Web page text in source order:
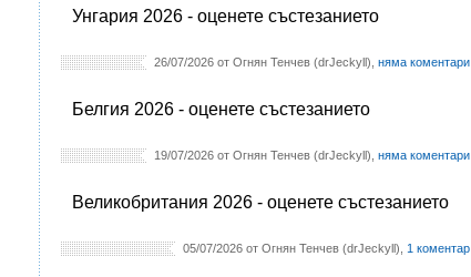
Унгария 2026 - оценете състезанието
26/07/2026 от Огнян Тенчев (drJeckyll), няма коментари
Белгия 2026 - оценете състезанието
19/07/2026 от Огнян Тенчев (drJeckyll), няма коментари
Великобритания 2026 - оценете състезанието
05/07/2026 от Огнян Тенчев (drJeckyll), 1 коментар